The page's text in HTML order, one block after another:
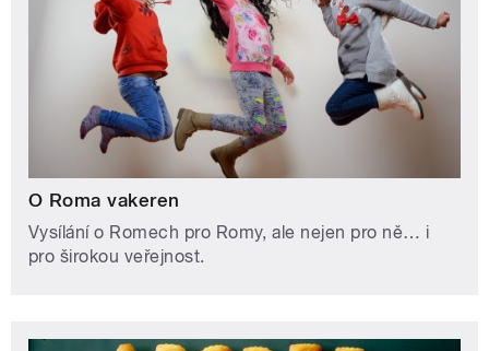
O Roma vakeren
Vysílání o Romech pro Romy, ale nejen pro ně… i
pro širokou veřejnost.